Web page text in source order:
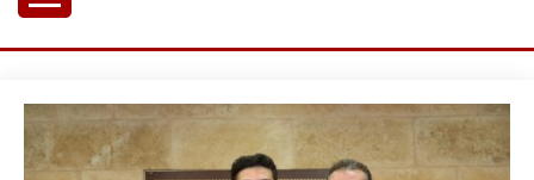
to
هياف ياسين